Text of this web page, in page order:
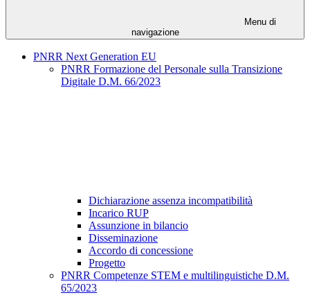
Menu di
navigazione
PNRR Next Generation EU
PNRR Formazione del Personale sulla Transizione
Digitale D.M. 66/2023
Dichiarazione assenza incompatibilità
Incarico RUP
Assunzione in bilancio
Disseminazione
Accordo di concessione
Progetto
PNRR Competenze STEM e multilinguistiche D.M.
65/2023